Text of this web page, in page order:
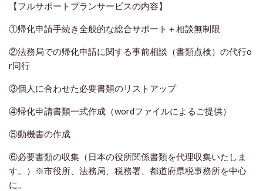
【フルサポートプランサービスの内容】
①帰化申請手続き全般的な総合サポート＋相談無制限
②法務局での帰化申請に関する事前相談（書類点検）の代行o
r同行
③個人に合わせた必要書類のリストアップ
④帰化申請書類一式作成（wordファイルによるご提供）
⑤動機書の作成
⑥必要書類の収集（日本の役所関係書類を代理収集いたしま
す。）※市役所、法務局、税務署、都道府県税事務所を中心
に。